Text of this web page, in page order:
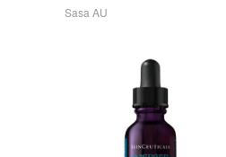
Sasa AU